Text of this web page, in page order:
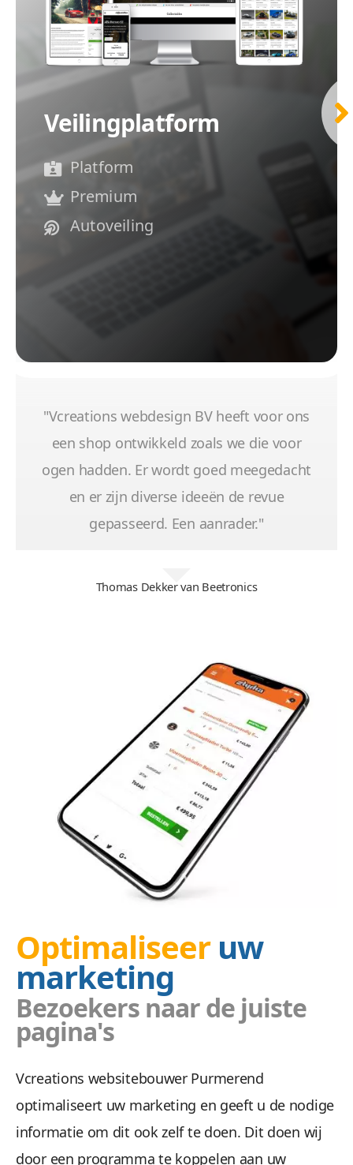
Veilingplatform
Platform
Premium
Autoveiling
"Vcreations webdesign BV heeft voor ons
een shop ontwikkeld zoals we die voor
ogen hadden. Er wordt goed meegedacht
en er zijn diverse ideeën de revue
gepasseerd. Een aanrader."
Thomas Dekker van Beetronics
Optimaliseeruw
marketing
Bezoekers naar de juiste
pagina's
Vcreations websitebouwer Purmerend
optimaliseert uw marketing en geeft u de nodige
informatie om dit ook zelf te doen. Dit doen wij
door een programma te koppelen aan uw